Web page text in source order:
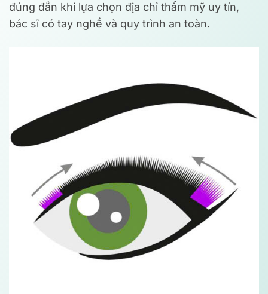
đúng đắn khi lựa chọn địa chỉ thẩm mỹ uy tín,
bác sĩ có tay nghề và quy trình an toàn.